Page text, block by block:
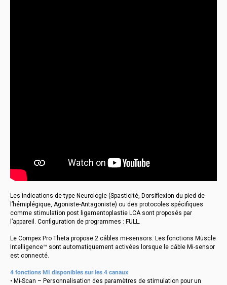
Les indications de type Neurologie (Spasticité, Dorsiflexion du pied de
l’hémiplégique, Agoniste-Antagoniste) ou des protocoles spécifiques
comme stimulation post ligamentoplastie LCA sont proposés par
l’appareil. Configuration de programmes : FULL.
Le Compex Pro Theta propose 2 câbles mi-sensors. Les fonctions Muscle
Intelligence™ sont automatiquement activées lorsque le câble Mi-sensor
est connecté.
4 fonctions MI disponibles sur les 4 canaux
• Mi-Scan – Personnalisation des paramètres de stimulation pour un